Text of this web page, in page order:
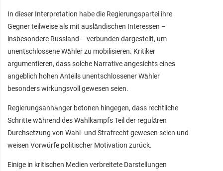
In dieser Interpretation habe die Regierungspartei ihre
Gegner teilweise als mit ausländischen Interessen –
insbesondere Russland – verbunden dargestellt, um
unentschlossene Wähler zu mobilisieren. Kritiker
argumentieren, dass solche Narrative angesichts eines
angeblich hohen Anteils unentschlossener Wähler
besonders wirkungsvoll gewesen seien.
Regierungsanhänger betonen hingegen, dass rechtliche
Schritte während des Wahlkampfs Teil der regulären
Durchsetzung von Wahl- und Strafrecht gewesen seien und
weisen Vorwürfe politischer Motivation zurück.
Einige in kritischen Medien verbreitete Darstellungen